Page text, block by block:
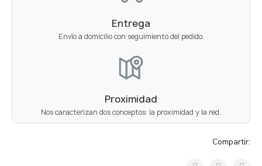
Entrega
Envío a domicilio con seguimiento del pedido.
Proximidad
Nos caracterizan dos conceptos: la proximidad y la red.
Compartir: